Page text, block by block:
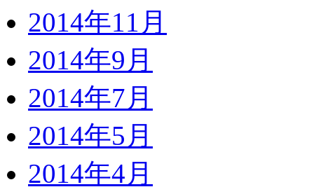
2014年11月
2014年9月
2014年7月
2014年5月
2014年4月